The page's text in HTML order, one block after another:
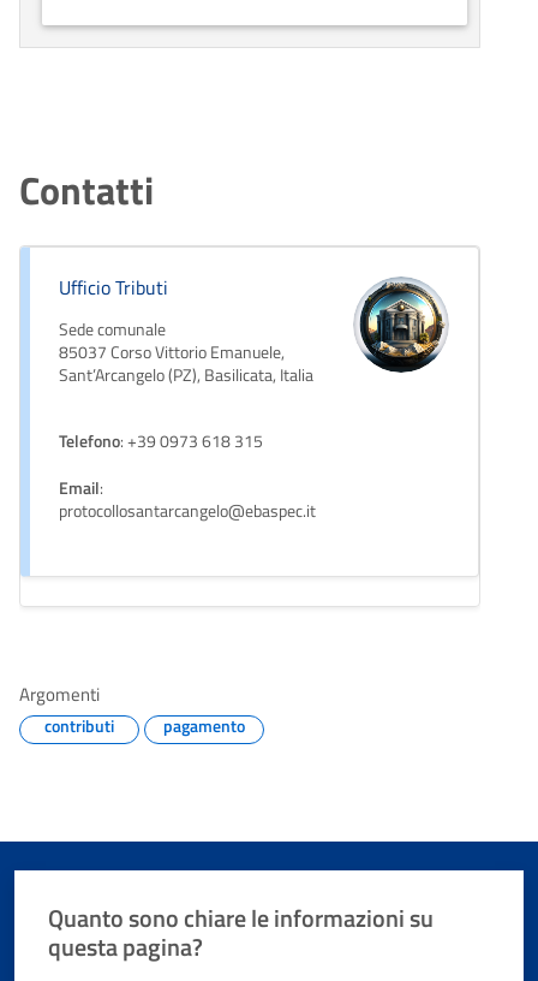
Contatti
Ufficio Tributi
Sede comunale
85037 Corso Vittorio Emanuele,
Sant’Arcangelo (PZ), Basilicata, Italia
Telefono: +39 0973 618 315
Email:
protocollosantarcangelo@ebaspec.it
Argomenti
contributi pagamento
Quanto sono chiare le informazioni su
questa pagina?